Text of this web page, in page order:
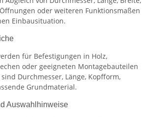
oder weiteren Funktionsmaßen
Einbausituation.
für Befestigungen in Holz,
oder geeigneten Montagebauteilen
Durchmesser, Länge, Kopfform,
Grundmaterial.
Auswahlhinweise